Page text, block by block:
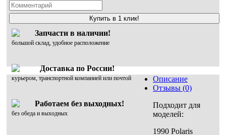
Купить в 1 клик!
Запчасти в наличии!
большой склад, удобное расположение
Доставка по России!
курьером, транспортной компанией или почтой
Работаем без выходных!
без обеда и выходных
Описание
Отзывы (0)
Подходит для
моделей:
1990 Polaris